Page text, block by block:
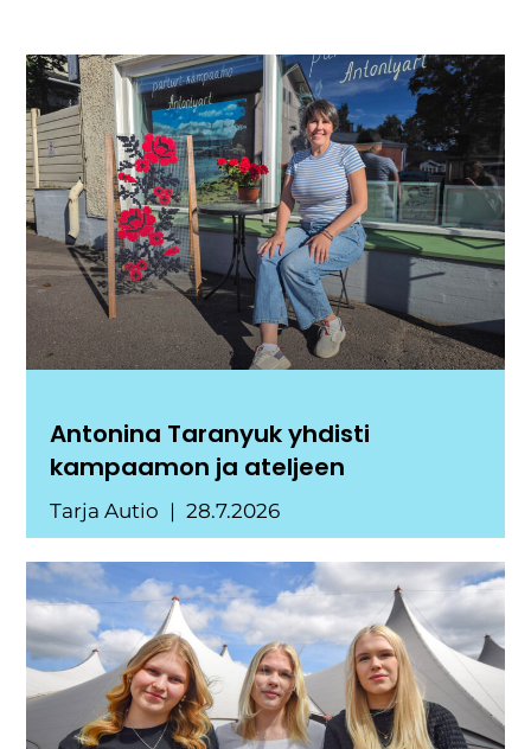
Antonina Taranyuk yhdisti
kampaamon ja ateljeen
Tarja Autio 28.7.2026